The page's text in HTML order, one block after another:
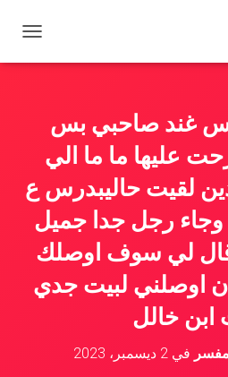
ب
ن
ق
غند صاحبي بس
عليها ما ما الي
لقيت حاليبدرس ع
وجاء رجل جدا جميل
لي سوف اوصلك
اوصلني لبيت جدي
ابن خالل
في 2 ديسمبر، 2023